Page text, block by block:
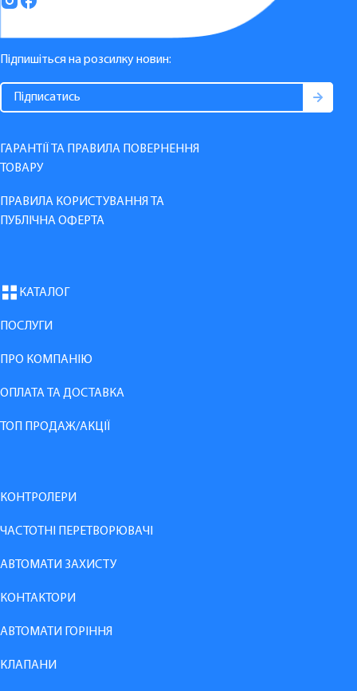
Підпишіться на розсилку новин:
ГАРАНТІЇ ТА ПРАВИЛА ПОВЕРНЕННЯ
ТОВАРУ
ПРАВИЛА КОРИСТУВАННЯ ТА
ПУБЛІЧНА ОФЕРТА
КАТАЛОГ
ПОСЛУГИ
ПРО КОМПАНІЮ
ОПЛАТА ТА ДОСТАВКА
ТОП ПРОДАЖ/АКЦІЇ
КОНТРОЛЕРИ
ЧАСТОТНІ ПЕРЕТВОРЮВАЧІ
АВТОМАТИ ЗАХИСТУ
КОНТАКТОРИ
АВТОМАТИ ГОРІННЯ
КЛАПАНИ